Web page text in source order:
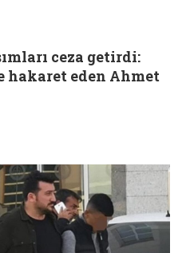
ceza getirdi:
hakaret eden Ahmet